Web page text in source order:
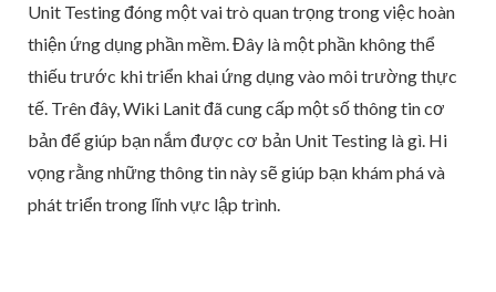
Unit Testing đóng một vai trò quan trọng trong việc hoàn
thiện ứng dụng phần mềm. Đây là một phần không thể
thiếu trước khi triển khai ứng dụng vào môi trường thực
tế. Trên đây, Wiki Lanit đã cung cấp một số thông tin cơ
bản để giúp bạn nắm được cơ bản Unit Testing là gì. Hi
vọng rằng những thông tin này sẽ giúp bạn khám phá và
phát triển trong lĩnh vực lập trình.